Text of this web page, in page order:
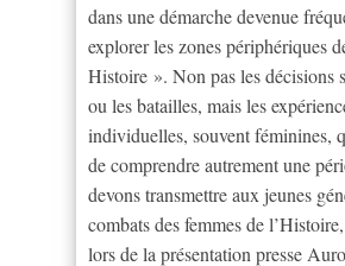
dans une démarche devenue
explorer les zones périphériques
Histoire ». Non pas les décisions
ou les batailles, mais les
individuelles, souvent féminines,
de comprendre autrement une
devons transmettre aux jeunes
combats des femmes de
lors de la présentation presse